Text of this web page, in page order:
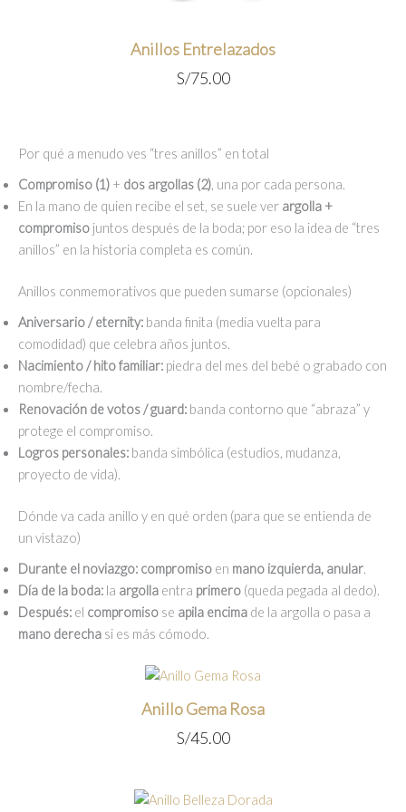
Anillos Entrelazados
S/75.00
Por qué a menudo ves “tres anillos” en total
Compromiso (1) + dos argollas (2), una por cada persona.
En la mano de quien recibe el set, se suele ver argolla +
compromiso juntos después de la boda; por eso la idea de “tres
anillos” en la historia completa es común.
Anillos conmemorativos que pueden sumarse (opcionales)
Aniversario / eternity: banda finita (media vuelta para
comodidad) que celebra años juntos.
Nacimiento / hito familiar: piedra del mes del bebé o grabado con
nombre/fecha.
Renovación de votos / guard: banda contorno que “abraza” y
protege el compromiso.
Logros personales: banda simbólica (estudios, mudanza,
proyecto de vida).
Dónde va cada anillo y en qué orden (para que se entienda de
un vistazo)
Durante el noviazgo: compromiso en mano izquierda, anular.
Día de la boda: la argolla entra primero (queda pegada al dedo).
Después: el compromiso se apila encima de la argolla o pasa a
mano derecha si es más cómodo.
Anillo Gema Rosa
S/45.00